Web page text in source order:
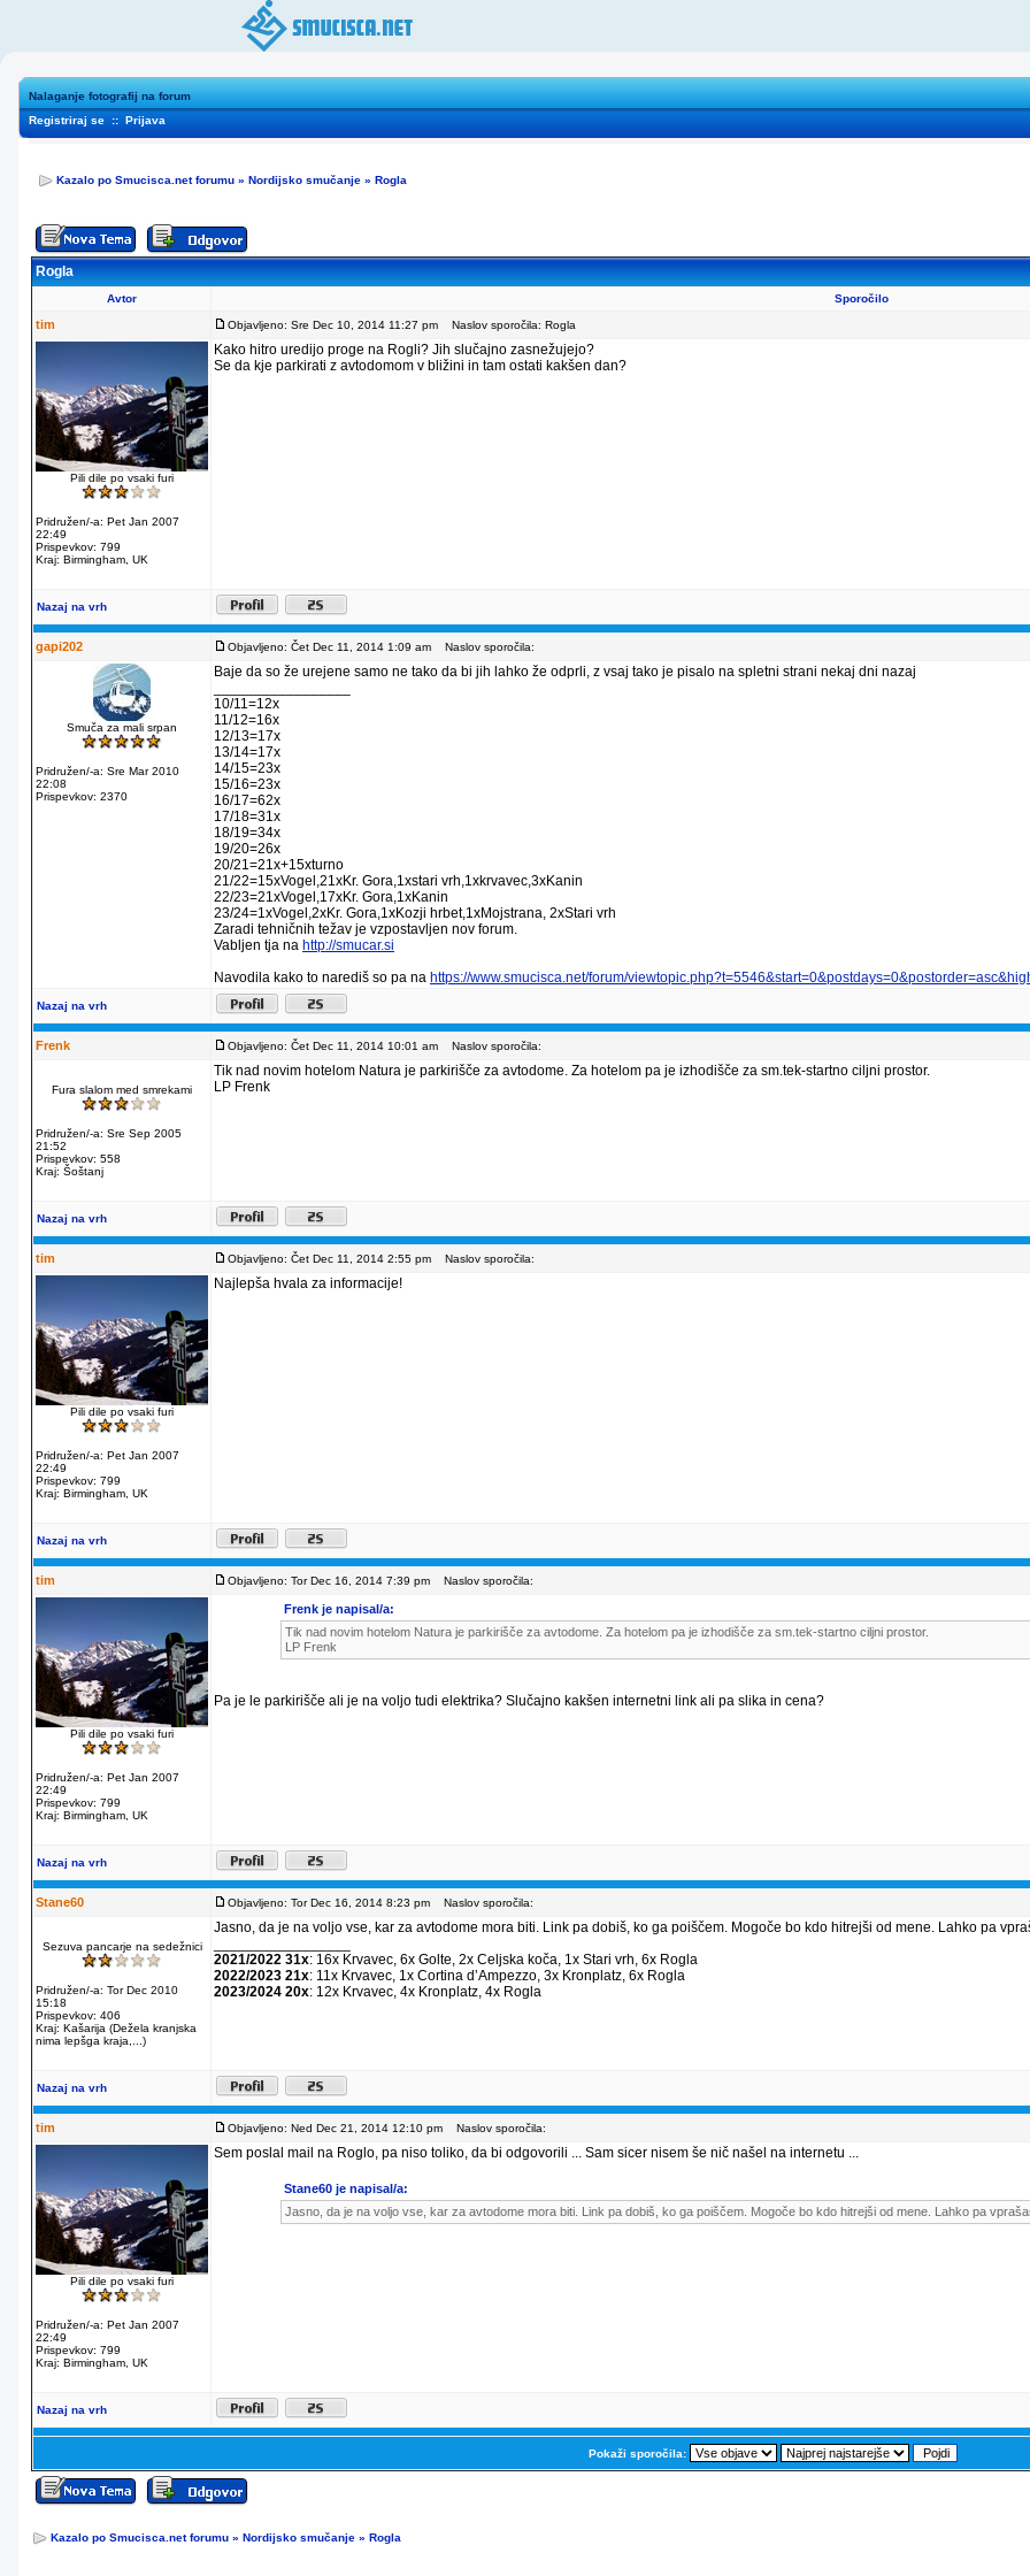
Nalaganje fotografij na forum
Registriraj se :: Prijava
Kazalo po Smucisca.net forumu » Nordijsko smučanje » Rogla
Rogla
Avtor Sporočilo
tim Objavljeno: Sre Dec 10, 2014 11:27 pm Naslov sporočila: Rogla
Pili dile po vsaki furi
Pridružen/-a: Pet Jan 2007
22:49
Prispevkov: 799
Kraj: Birmingham, UK
Kako hitro uredijo proge na Rogli? Jih slučajno zasnežujejo?
Se da kje parkirati z avtodomom v bližini in tam ostati kakšen dan?
Nazaj na vrh
gapi202 Objavljeno: Čet Dec 11, 2014 1:09 am Naslov sporočila:
Smuča za mali srpan
Pridružen/-a: Sre Mar 2010
22:08
Prispevkov: 2370
Baje da so že urejene samo ne tako da bi jih lahko že odprli, z vsaj tako je pisalo na spletni strani nekaj dni nazaj
10/11=12x
11/12=16x
12/13=17x
13/14=17x
14/15=23x
15/16=23x
16/17=62x
17/18=31x
18/19=34x
19/20=26x
20/21=21x+15xturno
21/22=15xVogel,21xKr. Gora,1xstari vrh,1xkrvavec,3xKanin
22/23=21xVogel,17xKr. Gora,1xKanin
23/24=1xVogel,2xKr. Gora,1xKozji hrbet,1xMojstrana, 2xStari vrh
Zaradi tehničnih težav je vzpostavljen nov forum.
Vabljen tja na http://smucar.si
Navodila kako to narediš so pa na https://www.smucisca.net/forum/
Nazaj na vrh
Frenk Objavljeno: Čet Dec 11, 2014 10:01 am Naslov sporočila:
Fura slalom med smrekami
Pridružen/-a: Sre Sep 2005
21:52
Prispevkov: 558
Kraj: Šoštanj
Tik nad novim hotelom Natura je parkirišče za avtodome. Za hotelom pa je izhodišče za sm.tek-startno ciljni prostor.
LP Frenk
Nazaj na vrh
tim Objavljeno: Čet Dec 11, 2014 2:55 pm Naslov sporočila:
Pili dile po vsaki furi
Pridružen/-a: Pet Jan 2007
22:49
Prispevkov: 799
Kraj: Birmingham, UK
Najlepša hvala za informacije!
Nazaj na vrh
tim Objavljeno: Tor Dec 16, 2014 7:39 pm Naslov sporočila:
Pili dile po vsaki furi
Pridružen/-a: Pet Jan 2007
22:49
Prispevkov: 799
Kraj: Birmingham, UK
Frenk je napisal/a:
Tik nad novim hotelom Natura je parkirišče za avtodome. Za hotelom pa je izhodišče za sm.tek-startno ciljni prostor.
LP Frenk
Pa je le parkirišče ali je na voljo tudi elektrika? Slučajno kakšen internetni link ali pa slika in cena?
Nazaj na vrh
Stane60 Objavljeno: Tor Dec 16, 2014 8:23 pm Naslov sporočila:
Sezuva pancarje na sedežnici
Pridružen/-a: Tor Dec 2010
15:18
Prispevkov: 406
Kraj: Kašarija (Dežela kranjska
nima lepšga kraja,...)
Jasno, da je na voljo vse, kar za avtodome mora biti. Link pa dobiš, ko ga poiščem. Mogoče bo kdo hitrejši od mene. Lahko pa
2021/2022 31x: 16x Krvavec, 6x Golte, 2x Celjska koča, 1x Stari vrh, 6x Rogla
2022/2023 21x: 11x Krvavec, 1x Cortina dʼAmpezzo, 3x Kronplatz, 6x Rogla
2023/2024 20x: 12x Krvavec, 4x Kronplatz, 4x Rogla
Nazaj na vrh
tim Objavljeno: Ned Dec 21, 2014 12:10 pm Naslov sporočila:
Pili dile po vsaki furi
Pridružen/-a: Pet Jan 2007
22:49
Prispevkov: 799
Kraj: Birmingham, UK
Sem poslal mail na Roglo, pa niso toliko, da bi odgovorili ... Sam sicer nisem še nič našel na internetu ...
Stane60 je napisal/a:
Jasno, da je na voljo vse, kar za avtodome mora biti. Link pa dobiš, ko ga poiščem. Mogoče bo kdo hitrejši od mene. Lahko pa
Nazaj na vrh
Pokaži sporočila:
Kazalo po Smucisca.net forumu » Nordijsko smučanje » Rogla